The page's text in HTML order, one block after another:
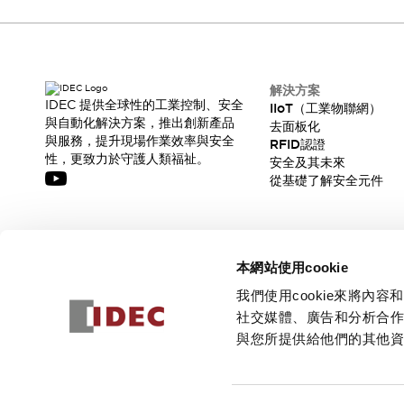
本網站使用cookie
我們使用cookie來將內容
社交媒體、廣告和分析合
與您所提供給他們的其他
IDEC 提供全球性的工業控制、安全
與自動化解決方案，推出創新產品
與服務，提升現場作業效率與安全
性，更致力於守護人類福祉。
解決方案
IIoT（工業物聯網）
去面板化
RFID認證
安全及其未來
從基礎了解安全元件
訂閱
隱私權政策使用條款